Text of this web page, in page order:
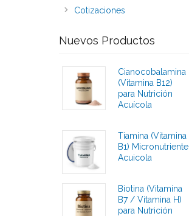
Cotizaciones
Nuevos Productos
Cianocobalamina
(Vitamina B12)
para Nutrición
Acuícola
Tiamina (Vitamina
B1) Micronutriente
Acuicola
Biotina (Vitamina
B7 / Vitamina H)
para Nutrición